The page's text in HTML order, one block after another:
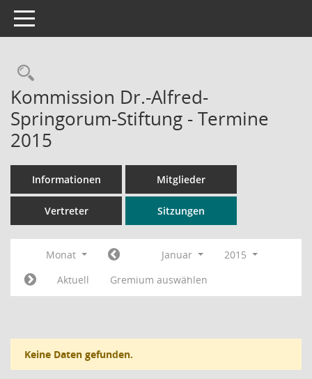
Toggle navigation
Rechercheauswahl
Kommission Dr.-Alfred-
Springorum-Stiftung - Termine
2015
Informationen Mitglieder
Vertreter Sitzungen
Monat Januar
2015
Aktuell
Gremium auswählen
Keine Daten gefunden.